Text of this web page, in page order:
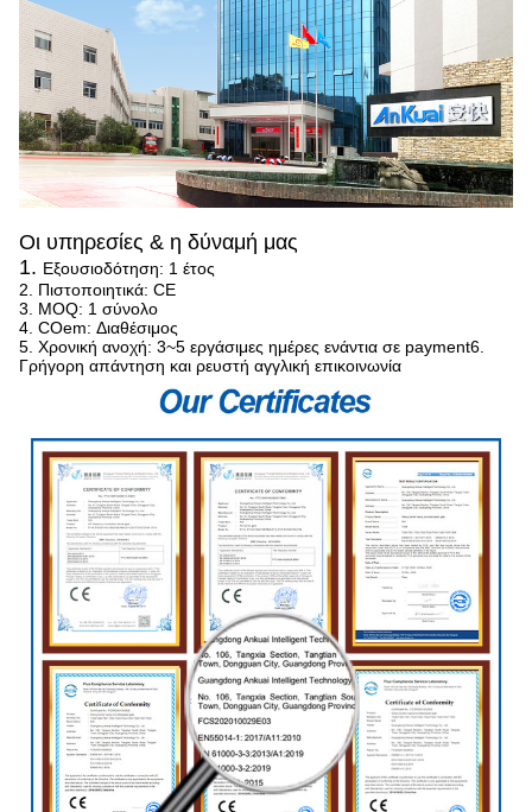
Οι υπηρεσίες & η δύναμή μας
1. Εξουσιοδότηση: 1 έτος
2. Πιστοποιητικά: CE
3. MOQ: 1 σύνολο
4. COem: Διαθέσιμος
5. Χρονική ανοχή: 3~5 εργάσιμες ημέρες ενάντια σε payment6.
Γρήγορη απάντηση και ρευστή αγγλική επικοινωνία